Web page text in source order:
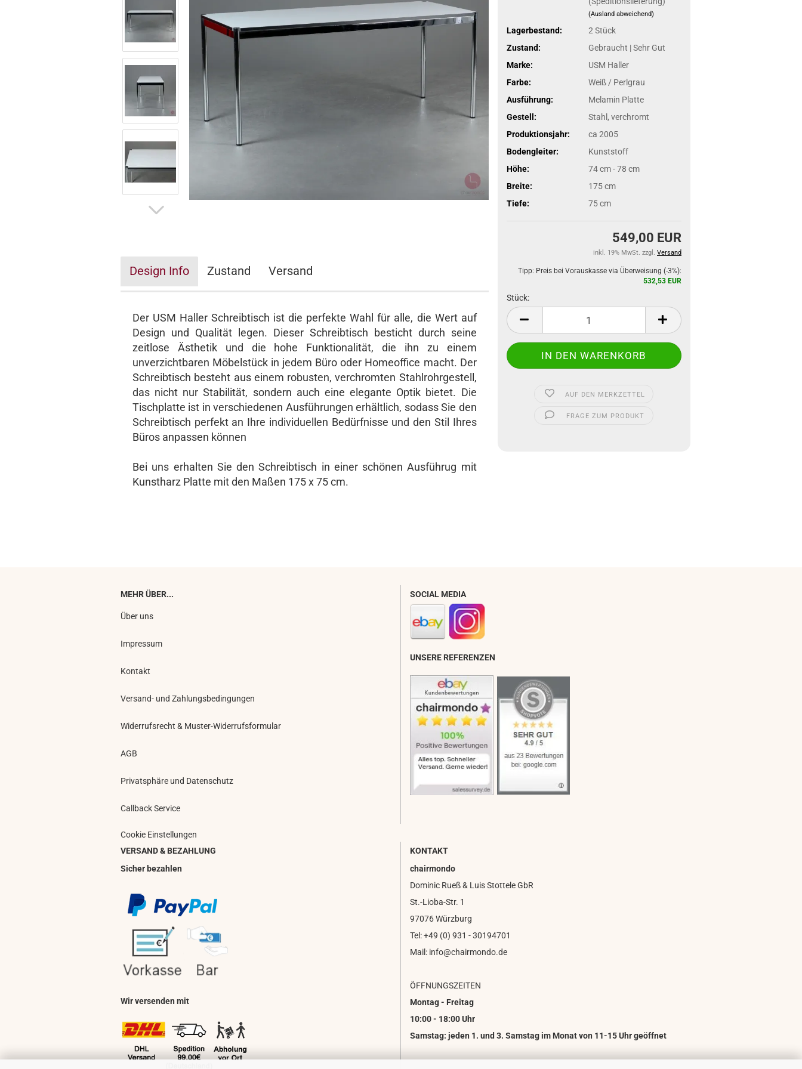
(Ausland abweichend)
Lagerbestand: 2 Stück
Zustand:
Gebraucht | Sehr Gut
Marke:
USM Haller
Farbe:
Weiß / Perlgrau
Ausführung:
Melamin Platte
Gestell:
Stahl, verchromt
Produktionsjahr:
ca 2005
Bodengleiter:
Kunststoff
Höhe:
74 cm - 78 cm
Breite:
175 cm
Tiefe:
75 cm
549,00 EUR
inkl. 19% MwSt. zzgl. Versand
Tipp: Preis bei Vorauskasse via Überweisung (-3%):
532,53 EUR
Stück:
Stück
AUF DEN MERKZETTEL
FRAGE ZUM PRODUKT
Design Info Zustand Versand
Der USM Haller Schreibtisch ist die perfekte Wahl für alle, die Wert auf
Design und Qualität legen. Dieser Schreibtisch besticht durch seine
zeitlose Ästhetik und die hohe Funktionalität, die ihn zu einem
unverzichtbaren Möbelstück in jedem Büro oder Homeoffice macht. Der
Schreibtisch besteht aus einem robusten, verchromten Stahlrohrgestell,
das nicht nur Stabilität, sondern auch eine elegante Optik bietet. Die
Tischplatte ist in verschiedenen Ausführungen erhältlich, sodass Sie den
Schreibtisch perfekt an Ihre individuellen Bedürfnisse und den Stil Ihres
Büros anpassen können
Bei uns erhalten Sie den Schreibtisch in einer schönen Ausführug mit
Kunstharz Platte mit den Maßen 175 x 75 cm.
MEHR ÜBER...
Über uns
Impressum
Kontakt
Versand- und Zahlungsbedingungen
Widerrufsrecht & Muster-Widerrufsformular
AGB
Privatsphäre und Datenschutz
Callback Service
Cookie Einstellungen
SOCIAL MEDIA
UNSERE REFERENZEN
VERSAND & BEZAHLUNG
Sicher bezahlen
Wir versenden mit
KONTAKT
chairmondo
Dominic Rueß & Luis Stottele GbR
St.-Lioba-Str. 1
97076 Würzburg
Tel: +49 (0) 931 - 30194701
Mail: info@chairmondo.de
ÖFFNUNGSZEITEN
Montag - Freitag
10:00 - 18:00 Uhr
Samstag: jeden 1. und 3. Samstag im Monat von 11-15 Uhr geöffnet